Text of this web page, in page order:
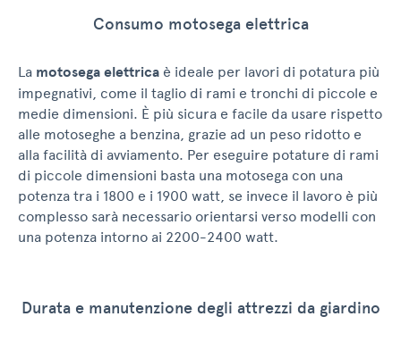
Consumo motosega elettrica
La motosega elettrica è ideale per lavori di potatura più
impegnativi, come il taglio di rami e tronchi di piccole e
medie dimensioni. È più sicura e facile da usare rispetto
alle motoseghe a benzina, grazie ad un peso ridotto e
alla facilità di avviamento. Per eseguire potature di rami
di piccole dimensioni basta una motosega con una
potenza tra i 1800 e i 1900 watt, se invece il lavoro è più
complesso sarà necessario orientarsi verso modelli con
una potenza intorno ai 2200-2400 watt.
Durata e manutenzione degli attrezzi da giardino